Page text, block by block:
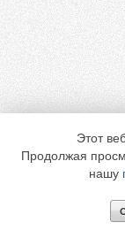
Этот
Продолжая
нашу